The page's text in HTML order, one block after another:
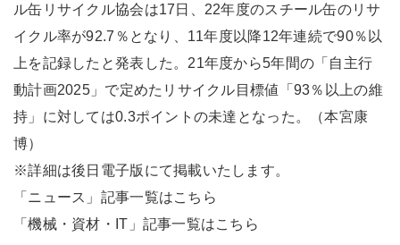
ル缶リサイクル協会は17日、22年度のスチール缶のリサ
イクル率が92.7％となり、11年度以降12年連続で90％以
上を記録したと発表した。21年度から5年間の「自主行
動計画2025」で定めたリサイクル目標値「93％以上の維
持」に対しては0.3ポイントの未達となった。（本宮康
博）
※詳細は後日電子版にて掲載いたします。
「ニュース」記事一覧はこちら
「機械・資材・IT」記事一覧はこちら